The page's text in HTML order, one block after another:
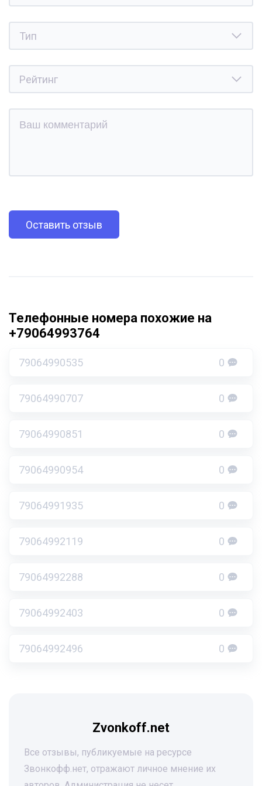
Оставить отзыв
Телефонные номера похожие на
+79064993764
79064990535 0
79064990707 0
79064990851 0
79064990954 0
79064991935 0
79064992119 0
79064992288 0
79064992403 0
79064992496 0
Zvonkoff.net
Все отзывы, публикуемые на ресурсе
Звонкофф.нет, отражают личное мнение их